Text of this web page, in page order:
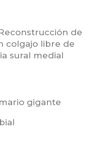
de
colgajo libre de
sural medial
gigante